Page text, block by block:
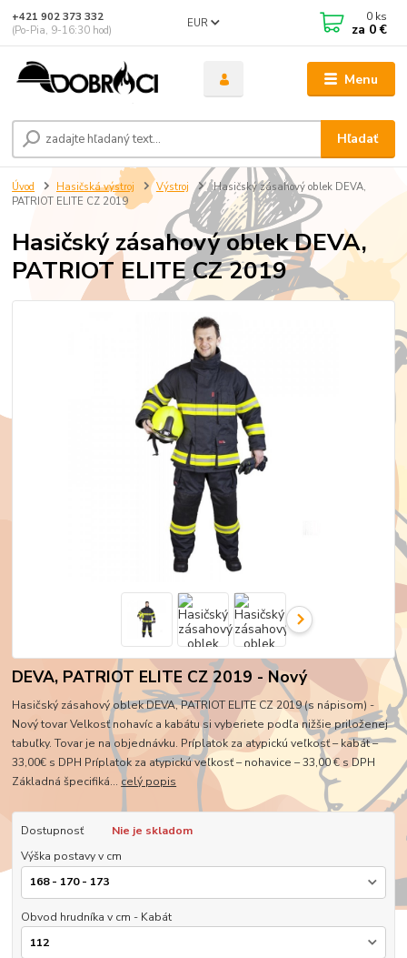
Menu
EUR
Hľadať
+421 902 373 332
(Po-Pia, 9-16:30 hod)
0 ks
za 0 €
Úvod Hasičská výstroj Výstroj
Hasičský zásahový oblek DEVA,
PATRIOT ELITE CZ 2019
Hasičský zásahový oblek DEVA,
PATRIOT ELITE CZ 2019
DEVA, PATRIOT ELITE CZ 2019 - Nový
Hasičský zásahový oblek DEVA, PATRIOT ELITE CZ 2019 (s nápisom) -
Nový tovar Velkosť nohavíc a kabátu si vyberiete podľa nižšie priloženej
tabuľky. Tovar je na objednávku. Príplatok za atypickú veľkosť – kabát –
33,00€ s DPH Príplatok za atypickú veľkosť – nohavice – 33,00 € s DPH
Základná špecifiká... celý popis
Dostupnosť
Nie je skladom
Výška postavy v cm
Obvod hrudníka v cm - Kabát